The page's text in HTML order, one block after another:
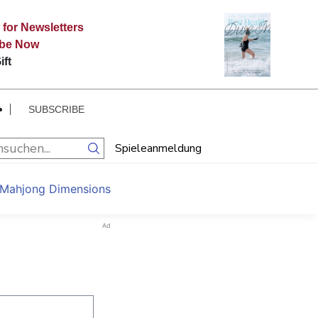
for Newsletters
Now
SUBSCRIBE
Spieleanmeldung
Dimensions
Ad